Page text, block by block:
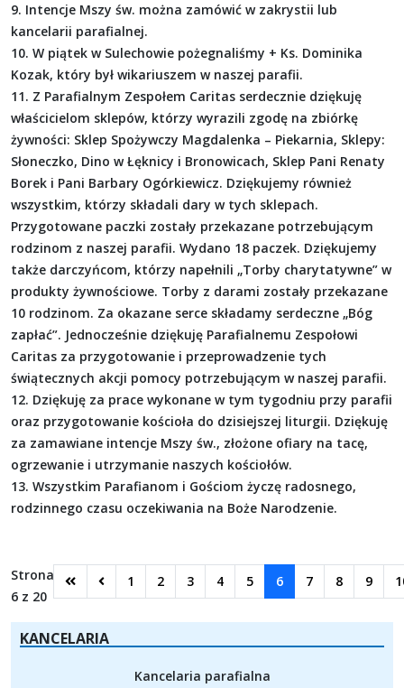
9. Intencje Mszy św. można zamówić w zakrystii lub
kancelarii parafialnej.
10. W piątek w Sulechowie pożegnaliśmy + Ks. Dominika
Kozak, który był wikariuszem w naszej parafii.
11. Z Parafialnym Zespołem Caritas serdecznie dziękuję
właścicielom sklepów, którzy wyrazili zgodę na zbiórkę
żywności: Sklep Spożywczy Magdalenka – Piekarnia, Sklepy:
Słoneczko, Dino w Łęknicy i Bronowicach, Sklep Pani Renaty
Borek i Pani Barbary Ogórkiewicz. Dziękujemy również
wszystkim, którzy składali dary w tych sklepach.
Przygotowane paczki zostały przekazane potrzebującym
rodzinom z naszej parafii. Wydano 18 paczek. Dziękujemy
także darczyńcom, którzy napełnili „Torby charytatywne” w
produkty żywnościowe. Torby z darami zostały przekazane
10 rodzinom. Za okazane serce składamy serdeczne „Bóg
zapłać”. Jednocześnie dziękuję Parafialnemu Zespołowi
Caritas za przygotowanie i przeprowadzenie tych
świątecznych akcji pomocy potrzebującym w naszej parafii.
12. Dziękuję za prace wykonane w tym tygodniu przy parafii
oraz przygotowanie kościoła do dzisiejszej liturgii. Dziękuję
za zamawiane intencje Mszy św., złożone ofiary na tacę,
ogrzewanie i utrzymanie naszych kościołów.
13. Wszystkim Parafianom i Gościom życzę radosnego,
rodzinnego czasu oczekiwania na Boże Narodzenie.
Strona
6 z 20
1 2 3 4 5 6 7 8 9
KANCELARIA
Kancelaria parafialna